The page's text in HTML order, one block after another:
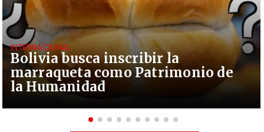
Bolivia busca inscribir la
marraqueta como Patrimonio de
la Humanidad
INTERNACIONAL